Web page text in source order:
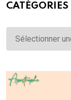
CATÉGORIES